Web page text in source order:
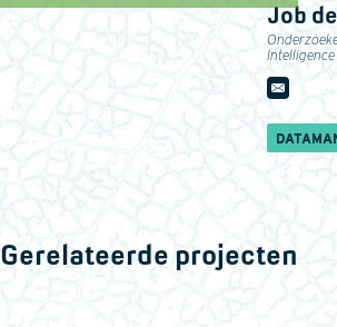
Job
Intelligence
Gerelateerde projecten